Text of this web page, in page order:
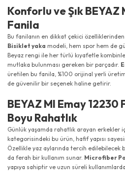
Konforlu ve Şık BEYAZ
Fanila
Bu fanilanın en dikkat çekici
Bisiklet yaka modeli, hem spor hem de
Beyaz rengi ile her türlü kıyafetle
mutlaka bulunması gereken bir parçadır.
üretilen bu fanila, %100 orijinal yerli
de güvenilir bir seçenek haline getirir.
BEYAZ MI Emay 12230
Boyu Rahatlık
Günlük yaşamda rahatlık arayan erkekler
kategorisindeki bu ürün, hafif yapısı
Özellikle yaz aylarında tercih edilebilecek
da ferah bir kullanım sunar. Microfiber
yapıya sahiptir ve uzun süreli